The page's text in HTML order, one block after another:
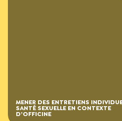
MENER DES ENTRETIENS
SANTÉ SEXUELLE EN CONTEXTE
D’OFFICINE